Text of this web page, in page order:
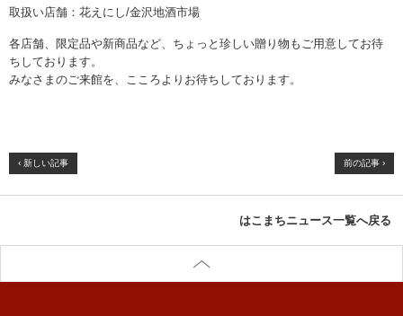
取扱い店舗：花えにし/金沢地酒市場
各店舗、限定品や新商品など、ちょっと珍しい贈り物もご用意してお待
ちしております。
みなさまのご来館を、こころよりお待ちしております。
‹ 新しい記事 前の記事 ›
はこまちニュース一覧へ戻る